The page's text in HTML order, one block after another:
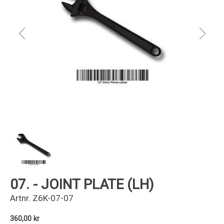
Reservdelar
Sprängskisser
07. - JOINT PLATE (LH)
Artnr. Z6K-07-07
360,00 kr